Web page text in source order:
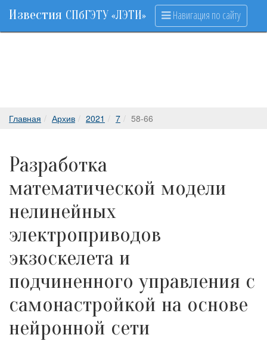
Известия СПбГЭТУ «ЛЭТИ» Навигация по сайту
Главная Архив 2021 7 58-66
Разработка
математической модели
нелинейных
электроприводов
экзоскелета и
подчиненного управления с
самонастройкой на основе
нейронной сети